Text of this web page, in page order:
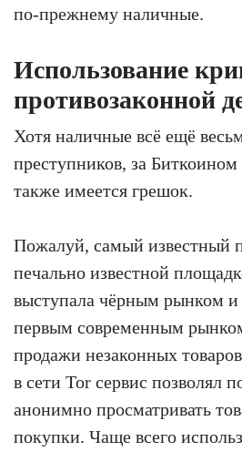
по-прежнему наличные.
Использование
противозаконной
Хотя наличные всё ещё
преступников, за
также имеется грешок.
Пожалуй, самый известный
печально известной
выступала чёрным рынком и
первым современным
продажи незаконных
в сети Tor сервис позволял
анонимно просматривать
покупки. Чаще всего